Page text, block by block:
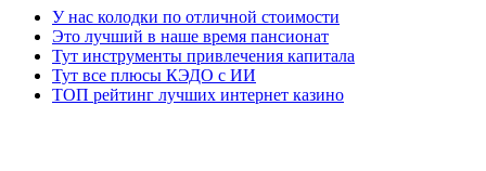
У нас колодки по отличной стоимости
Это лучший в наше время пансионат
Тут инструменты привлечения капитала
Тут все плюсы КЭДО с ИИ
ТОП рейтинг лучших интернет казино